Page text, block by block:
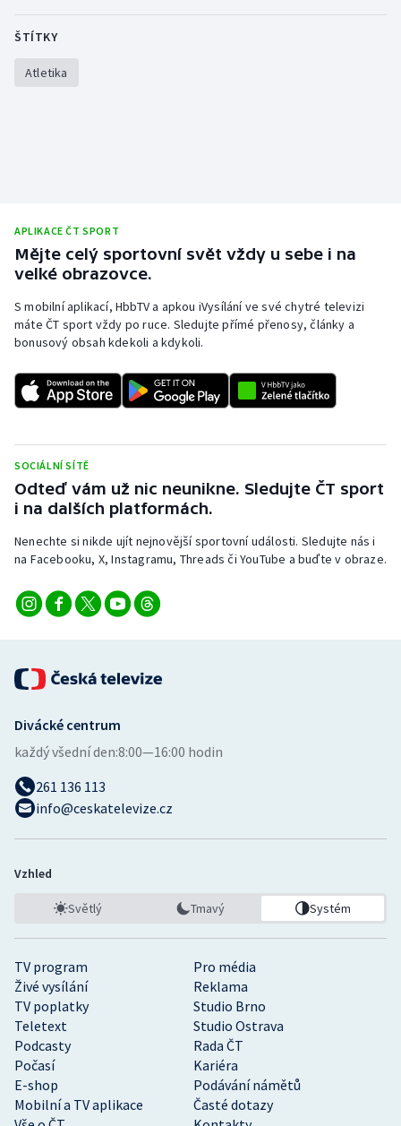
Vodní slalom
ŠTÍTKY
Atletika
APLIKACE ČT SPORT
Mějte celý sportovní svět vždy u sebe i na
velké obrazovce.
S mobilní aplikací, HbbTV a apkou iVysílání ve své chytré televizi
máte ČT sport vždy po ruce. Sledujte přímé přenosy, články a
bonusový obsah kdekoli a kdykoli.
SOCIÁLNÍ SÍTĚ
Odteď vám už nic neunikne. Sledujte ČT sport
i na dalších platformách.
Nenechte si nikde ujít nejnovější sportovní události. Sledujte nás i
na Facebooku, X, Instagramu, Threads či YouTube a buďte v obraze.
TV program
Pro média
Živé vysílání
Reklama
TV poplatky
Studio Brno
Teletext
Studio Ostrava
Podcasty
Rada ČT
Počasí
Kariéra
E-shop
Podávání námětů
Mobilní a TV aplikace
Časté dotazy
Divácké centrum
každý všední den:8:00—16:00 hodin
261 136 113
info@ceskatelevize.cz
Vzhled
Světlý Tmavý Systém